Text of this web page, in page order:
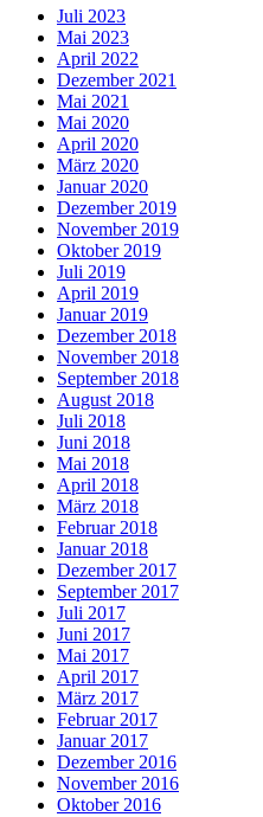
Juli 2023
Mai 2023
April 2022
Dezember 2021
Mai 2021
Mai 2020
April 2020
März 2020
Januar 2020
Dezember 2019
November 2019
Oktober 2019
Juli 2019
April 2019
Januar 2019
Dezember 2018
November 2018
September 2018
August 2018
Juli 2018
Juni 2018
Mai 2018
April 2018
März 2018
Februar 2018
Januar 2018
Dezember 2017
September 2017
Juli 2017
Juni 2017
Mai 2017
April 2017
März 2017
Februar 2017
Januar 2017
Dezember 2016
November 2016
Oktober 2016